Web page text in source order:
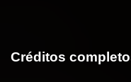
Créditos